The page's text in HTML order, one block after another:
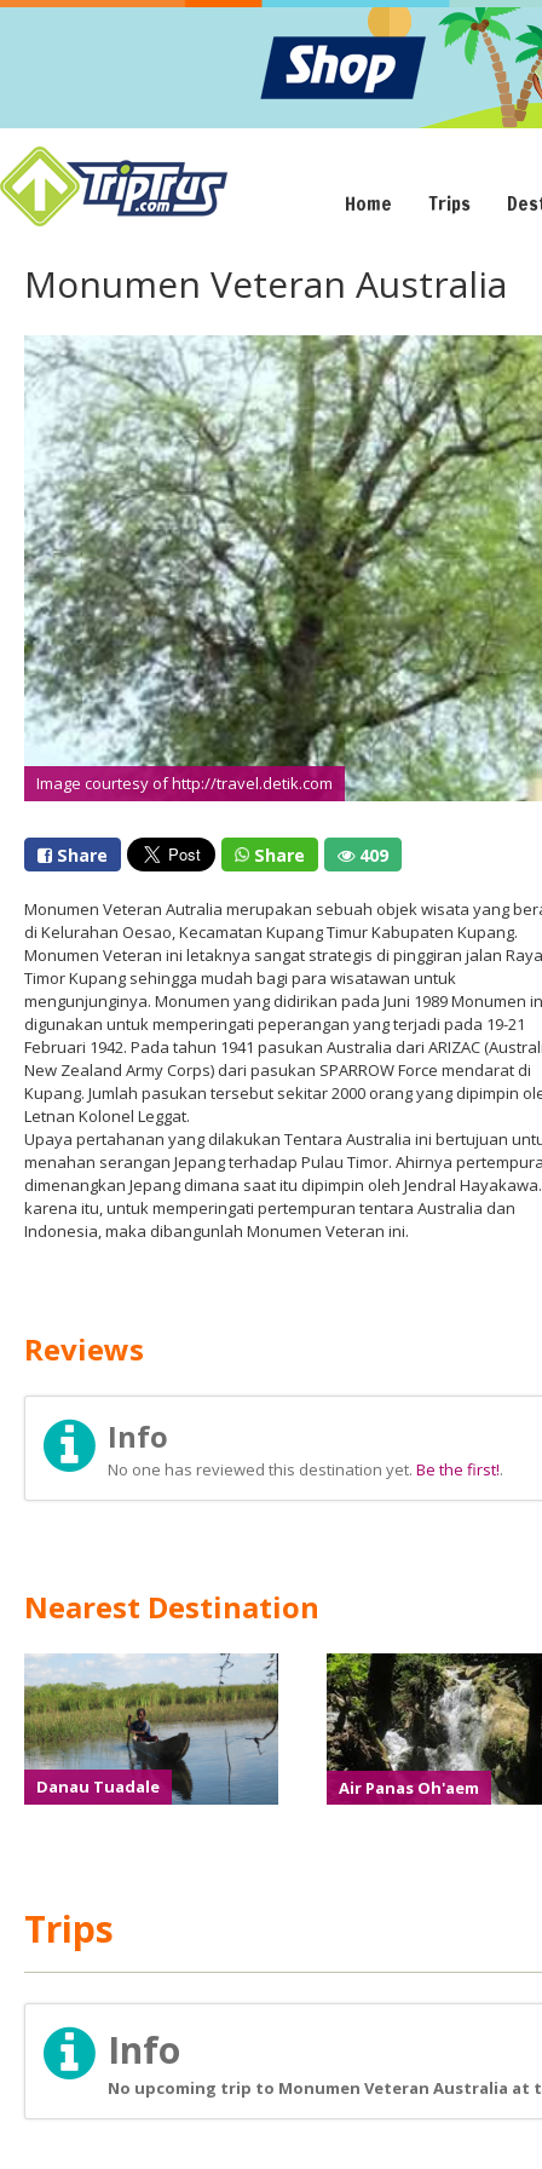
Home Trips
Monumen Veteran Australia
Image courtesy of http://travel.detik.com
Share Share 409
Monumen Veteran Autralia merupakan sebuah objek wisata yang
di Kelurahan Oesao, Kecamatan Kupang Timur Kabupaten Kupang.
Monumen Veteran ini letaknya sangat strategis di pinggiran jalan Raya
Timor Kupang sehingga mudah bagi para wisatawan untuk
mengunjunginya. Monumen yang didirikan pada Juni 1989 Monumen
digunakan untuk memperingati peperangan yang terjadi pada 19-21
Februari 1942. Pada tahun 1941 pasukan Australia dari ARIZAC
New Zealand Army Corps) dari pasukan SPARROW Force mendarat di
Kupang. Jumlah pasukan tersebut sekitar 2000 orang yang dipimpin
Letnan Kolonel Leggat.
Upaya pertahanan yang dilakukan Tentara Australia ini bertujuan
menahan serangan Jepang terhadap Pulau Timor. Ahirnya
dimenangkan Jepang dimana saat itu dipimpin oleh Jendral
karena itu, untuk memperingati pertempuran tentara Australia dan
Indonesia, maka dibangunlah Monumen Veteran ini.
Reviews
Info
No one has reviewed this destination yet. Be the first!.
Nearest Destination
Danau Tuadale Air Panas Oh'aem
Trips
Info
No upcoming trip to Monumen Veteran Australia at